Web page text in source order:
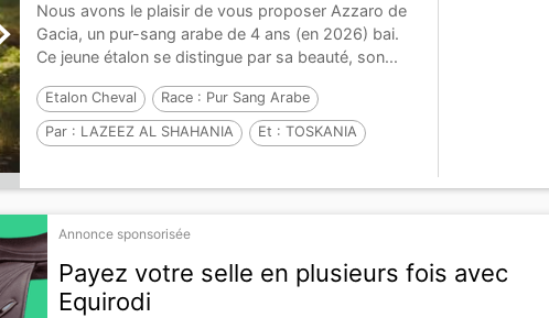
Nous avons le plaisir de vous proposer Azzaro de
Gacia, un pur-sang arabe de 4 ans (en 2026) bai.
Ce jeune étalon se distingue par sa beauté, son...
Etalon Cheval Race : Pur Sang Arabe
Par : LAZEEZ AL SHAHANIA Et :TOSKANIA
Annonce sponsorisée
Payez votre selle en plusieurs fois avec
Equirodi